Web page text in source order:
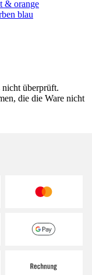
& orange
blau
überprüft.
die die Ware nicht